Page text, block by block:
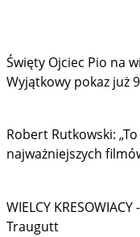
Święty Ojciec Pio na
Wyjątkowy pokaz już 9
Robert Rutkowski:
najważniejszych
WIELCY
Traugutt